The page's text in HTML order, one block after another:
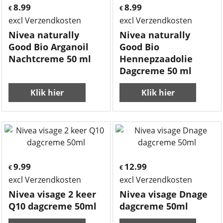
€ 8.99
excl Verzendkosten
Nivea naturally
Good Bio Arganoil
Nachtcreme 50 ml
Klik hier
€8.99
excl Verzendkosten
Nivea naturally
Good Bio
Hennepzaadolie
Dagcreme 50 ml
Klik hier
€ 9.99
excl Verzendkosten
Nivea visage 2 keer
Q10 dagcreme 50ml
€ 12.99
excl Verzendkosten
Nivea visage Dnage
dagcreme 50ml